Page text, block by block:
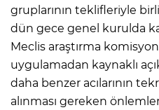
gruplarının teklifleriyle
dün gece genel kurulda
Meclis araştırma
uygulamadan kaynaklı
daha benzer acılarının
alınması gereken